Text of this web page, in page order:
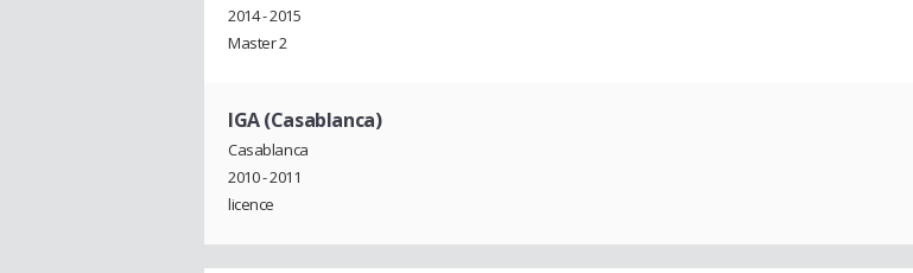
2014 - 2015
Master 2
IGA (Casablanca)
Casablanca
2010 - 2011
licence